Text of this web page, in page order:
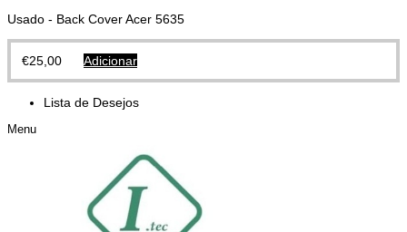
Usado - Back Cover Acer 5635
€25,00 Adicionar
Lista de Desejos
Menu